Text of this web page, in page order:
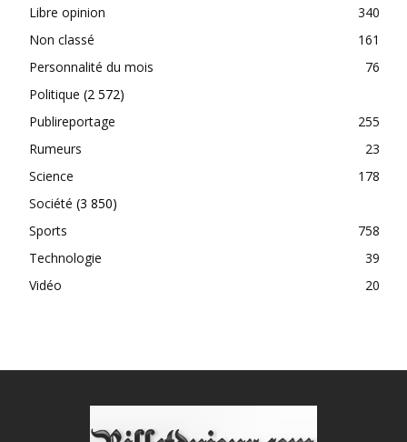
Libre opinion
340
Non classé
161
Personnalité du mois
76
Politique (2 572)
Publireportage
255
Rumeurs
23
Science
178
Société (3 850)
Sports
758
Technologie
39
Vidéo
20